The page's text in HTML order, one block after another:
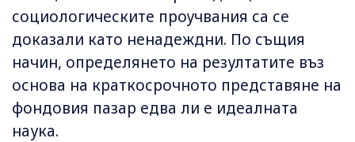
социологическите проучвания са се
доказали като ненадеждни. По същия
начин, определянето на резултатите въз
основа на краткосрочното представяне на
фондовия пазар едва ли е идеалната
наука.